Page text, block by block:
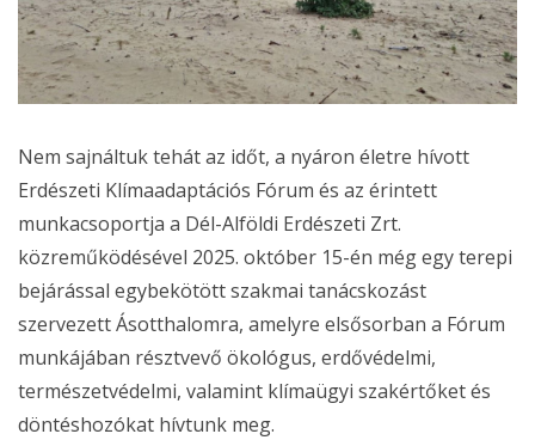
Nem sajnáltuk tehát az időt, a nyáron életre hívott
Erdészeti Klímaadaptációs Fórum és az érintett
munkacsoportja a Dél-Alföldi Erdészeti Zrt.
közreműködésével 2025. október 15-én még egy terepi
bejárással egybekötött szakmai tanácskozást
szervezett Ásotthalomra, amelyre elsősorban a Fórum
munkájában résztvevő ökológus, erdővédelmi,
természetvédelmi, valamint klímaügyi szakértőket és
döntéshozókat hívtunk meg.